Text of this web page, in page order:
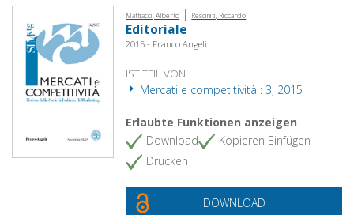
Mattiacci, Alberto | Resciniti, Riccardo
Editoriale
2015 - Franco Angeli
IST TEIL VON
Mercati e competitività : 3, 2015
Erlaubte Funktionen anzeigen
Download
Kopieren Einfügen
Drucken
DOWNLOAD